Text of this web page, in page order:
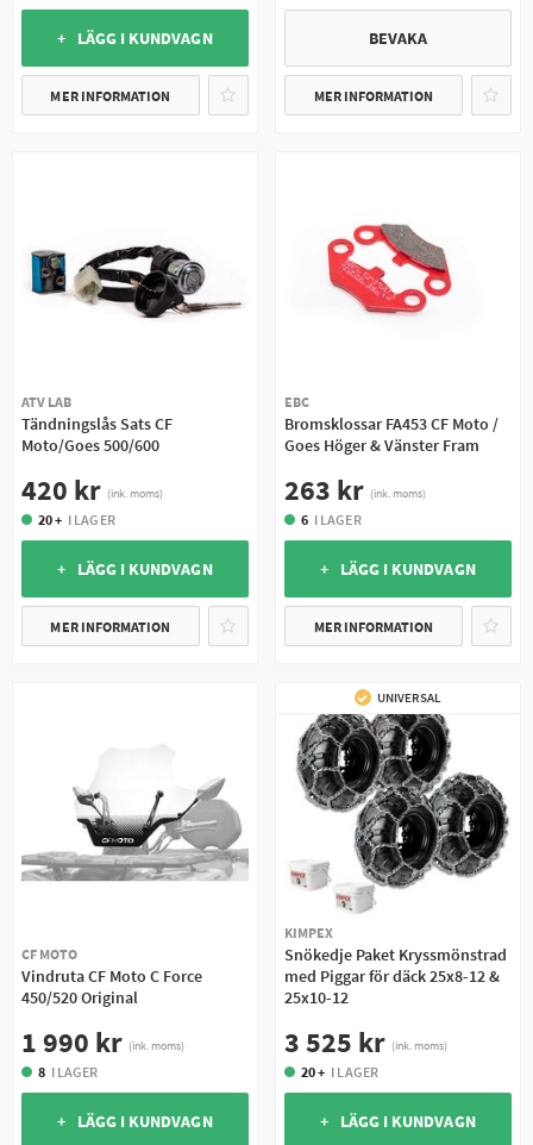
+ LÄGG I KUNDVAGN
MER INFORMATION
BEVAKA
MER INFORMATION
ATV LAB
Tändningslås Sats CF
Moto/Goes 500/600
420 kr (ink. moms)
20 + I LAGER
+ LÄGG I KUNDVAGN
MER INFORMATION
EBC
Bromsklossar FA453 CF Moto /
Goes Höger & Vänster Fram
263 kr (ink. moms)
6 I LAGER
+ LÄGG I KUNDVAGN
MER INFORMATION
CF MOTO
Vindruta CF Moto C Force
450/520 Original
1 990 kr (ink. moms)
8 I LAGER
+ LÄGG I KUNDVAGN
UNIVERSAL
KIMPEX
Snökedje Paket Kryssmönstrad
med Piggar för däck 25x8-12 &
25x10-12
3 525 kr (ink. moms)
20 + I LAGER
+ LÄGG I KUNDVAGN